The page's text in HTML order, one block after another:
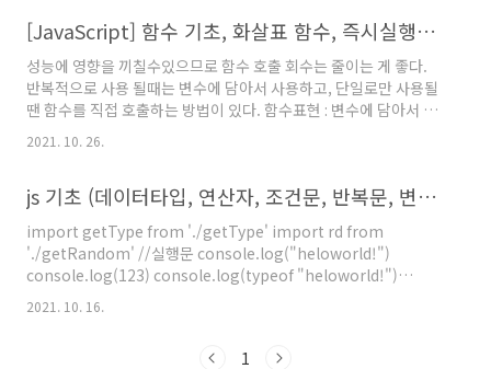
User(first, last) {//생성자 함수는 첫글자를 대문자로 작성하는 암
묵적인 룰! this.firstName = first this.lastName = last }
const person1 = new user('..
[JavaScript] 함수 기초, 화살표 함수, 즉시실행함수(IIFE), 호이스팅, 타이머 함수
성능에 영향을 끼칠수있으므로 함수 호출 회수는 줄이는 게 좋다.
반복적으로 사용 될때는 변수에 담아서 사용하고, 단일로만 사용될
땐 함수를 직접 호출하는 방법이 있다. 함수표현 : 변수에 담아서 사
용하는 함수 익명함수 : 이름이 없는 함수 기명함수 : 이름이 있는 함
수 함수 내에서 return 문을 만나면 종료된다. arguments : 인수
경우에 사용 function sum(){ console.log(arguments)
return arguments[0] + arguments[1] + arguments[2] }
const z = sum(1,2,3) console.log(z) 화살표 함수 : 일반 함수
의 축약형 매개 변수가 하나라면 소괄호..
2021. 10. 26.
js 기초 (데이터타입, 연산자, 조건문, 반복문, 변수 유효범위, 형변환)
import getType from './getType' import rd from
'./getRandom' //실행문 console.log("heloworld!")
console.log(123) console.log(typeof "heloworld!")
console.log(typeof 123) console.log(true)
console.log(typeof null) console.log(typeof undefined)
2021. 10. 16.
1